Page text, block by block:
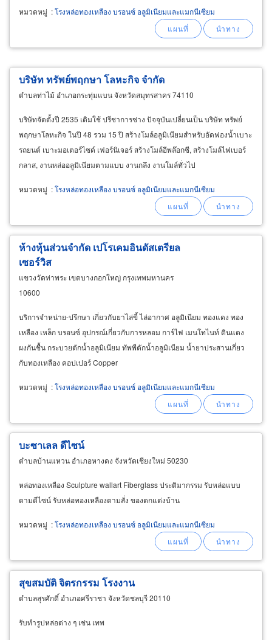
โลหะ ทองเหลือง บลาสอินกอต (
brass ingot) ตรา
ch เนื้อเขียวและเหนียวแน่นเต็มก้อน สำหรับงาน
หมวดหมู่ :โรงหล่อทองเหลือง บรอนซ์ อลูมิเนียมและแมกนีเซียม
บริษัท ทรัพย์พฤกษา โลหะกิจ จำกัด
ตำบลท่าไม้ อำเภอกระทุ่มแบน จังหวัดสมุทรสาคร 74110
บริษัทจัดตั้งปี 2535 เดิมใช้ ปรีชาการช่าง ปัจจุบันเปลี่ยนเป็น บริษัท ทรัพย์
พฤกษาโลหะกิจ ในปี 48 รวม 15 ปี สร้างโมล์อลูมิเนียมสำหรับอัดฟองน้ำเบาะ
รถยนต์ เบาะมอเตอร์ไซด์ เฟอร์นิเจอร์ สร้างโมล์อีพล๊อกซี, สร้างโมล์ไฟเบอร์
กลาส, งานหล่ออลูมิเนียมตามแบบ งานกลึง งานโมล์ทั่วไป
หมวดหมู่ :โรงหล่อทองเหลือง บรอนซ์ อลูมิเนียมและแมกนีเซียม
ห้างหุ้นส่วนจำกัด เปโรเคมอินดัสเตรียล
เซอร์วิส
แขวงวัดท่าพระ เขตบางกอกใหญ่ กรุงเทพมหานคร
10600
บริการจำหน่าย-ปรึกษา เกี่ยวกับยาไล่ขี้ ไล่อากาศ อลูมิเนียม ทองแดง ทอง
เหลือง เหล็ก บรอนซ์ อุปกรณ์เกี่ยวกับการหลอม การ์ไฟ เมนโทไนท์ ดินแดง
ผงกันชื้น กระบวยตักน้ำอลูมิเนียม ทัพพีตักน้ำอลูมิเนียม น้ำยาประสานเกี่ยว
กับทองเหลือง คอปเปอร์ Copper
หมวดหมู่ :โรงหล่อทองเหลือง บรอนซ์ อลูมิเนียมและแมกนีเซียม
บะซาเลล ดีไซน์
ตำบลบ้านแหวน อำเภอหางดง จังหวัดเชียงใหม่ 50230
หล่อทองเหลือง Sculpture wallart Fiberglass ประติมากรรม รับหล่อแบบ
ตามดีไซน์ รับหล่อทองเหลืองตามสั่ง ของตกแต่งบ้าน
หมวดหมู่ :โรงหล่อทองเหลือง บรอนซ์ อลูมิเนียมและแมกนีเซียม
สุขสมบัติ จิตรกรรม โรงงาน
ตำบลสุรศักดิ์ อำเภอศรีราชา จังหวัดชลบุรี 20110
รับทำรูปหล่อต่าง ๆ เช่น เทพ